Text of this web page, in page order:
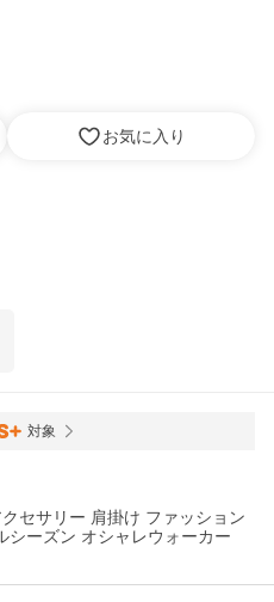
お気に入り
対象
セサリー 肩掛け ファッション
シーズン オシャレウォーカー